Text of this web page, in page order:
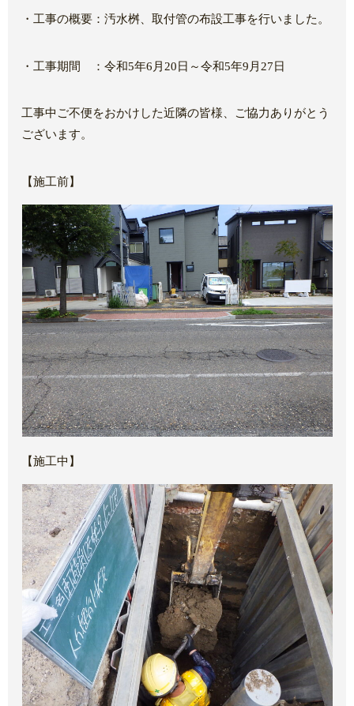
・工事の概要：汚水桝、取付管の布設工事を行いました。
・工事期間 ：令和5年6月20日～令和5年9月27日
工事中ご不便をおかけした近隣の皆様、ご協力ありがとう
ございます。
【施工前】
【施工中】